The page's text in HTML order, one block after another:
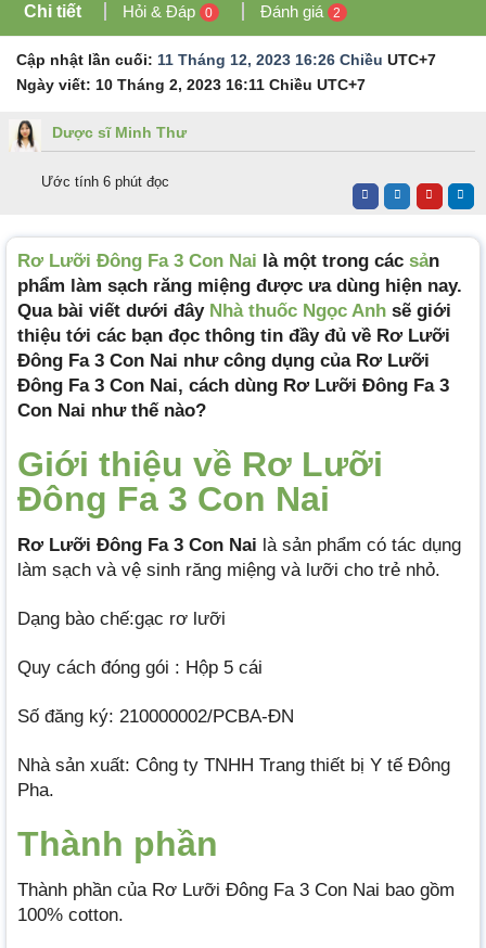
Chi tiết Hỏi & Đáp 0 Đánh giá 2
Cập nhật lần cuối: 11 Tháng 12, 2023 16:26 Chiều UTC+7
Ngày viết: 10 Tháng 2, 2023 16:11 Chiều UTC+7
Dược sĩ Minh Thư
Ước tính 6 phút đọc
Rơ Lưỡi Đông Fa 3 Con Nai là một trong các sản
phẩm làm sạch răng miệng được ưa dùng hiện nay.
Qua bài viết dưới đây Nhà thuốc Ngọc Anh sẽ giới
thiệu tới các bạn đọc thông tin đầy đủ về Rơ Lưỡi
Đông Fa 3 Con Nai như công dụng của Rơ Lưỡi
Đông Fa 3 Con Nai, cách dùng Rơ Lưỡi Đông Fa 3
Con Nai như thế nào?
Giới thiệu về Rơ Lưỡi
Đông Fa 3 Con Nai
Rơ Lưỡi Đông Fa 3 Con Nai là sản phẩm có tác dụng
làm sạch và vệ sinh răng miệng và lưỡi cho trẻ nhỏ.
Dạng bào chế:gạc rơ lưỡi
Quy cách đóng gói : Hộp 5 cái
Số đăng ký: 210000002/PCBA-ĐN
Nhà sản xuất: Công ty TNHH Trang thiết bị Y tế Đông
Pha.
Thành phần
Thành phần của Rơ Lưỡi Đông Fa 3 Con Nai bao gồm
100% cotton.